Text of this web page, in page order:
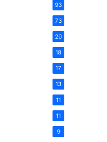
93
73
20
18
17
13
11
11
9